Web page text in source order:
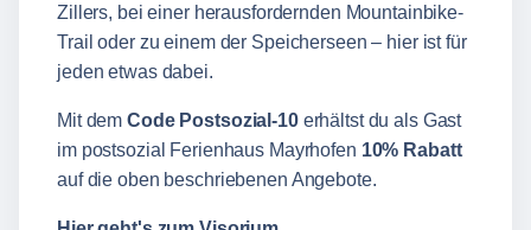
Zillers, bei einer herausfordernden Mountainbike-
Trail oder zu einem der Speicherseen – hier ist für
jeden etwas dabei.
Mit dem Code Postsozial-10 erhältst du als Gast
im postsozial Ferienhaus Mayrhofen 10% Rabatt
auf die oben beschriebenen Angebote.